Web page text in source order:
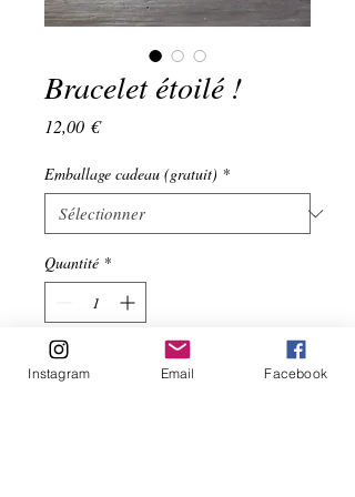
Bracelet étoilé !
12,00 €Prix
Emballage cadeau (gratuit) *
Quantité *
Ajouter au panier
Instagram Email Facebook